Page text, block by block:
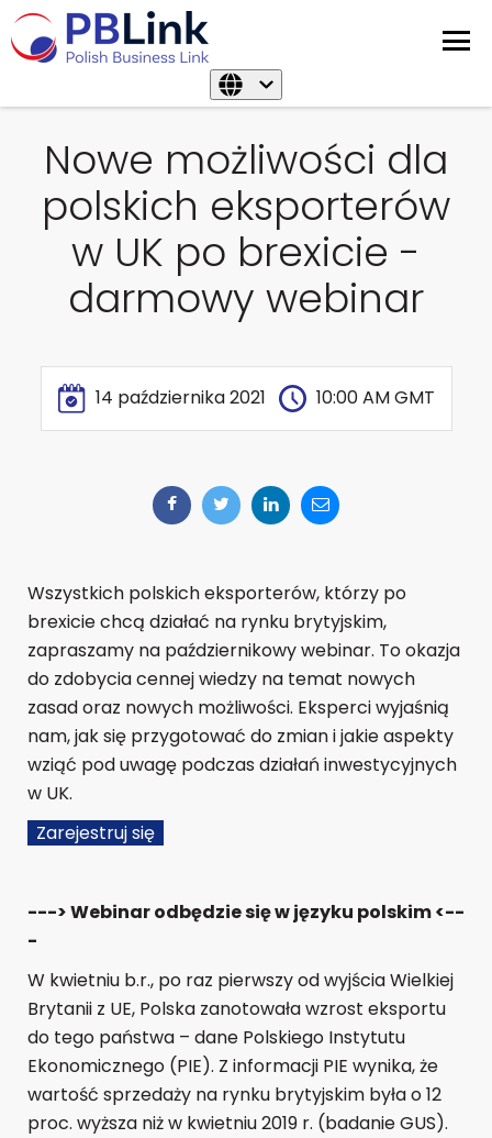
Nowe możliwości dla
polskich eksporterów
w UK po brexicie -
darmowy webinar
14 października 2021 10:00 AM GMT
Wszystkich polskich eksporterów, którzy po
brexicie chcą działać na rynku brytyjskim,
zapraszamy na październikowy webinar. To okazja
do zdobycia cennej wiedzy na temat nowych
zasad oraz nowych możliwości. Eksperci wyjaśnią
nam, jak się przygotować do zmian i jakie aspekty
wziąć pod uwagę podczas działań inwestycyjnych
w UK.
Zarejestruj się
---> Webinar odbędzie się w języku polskim <--
-
W kwietniu b.r., po raz pierwszy od wyjścia Wielkiej
Brytanii z UE, Polska zanotowała wzrost eksportu
do tego państwa – dane Polskiego Instytutu
Ekonomicznego (PIE). Z informacji PIE wynika, że
wartość sprzedaży na rynku brytyjskim była o 12
proc. wyższa niż w kwietniu 2019 r. (badanie GUS).